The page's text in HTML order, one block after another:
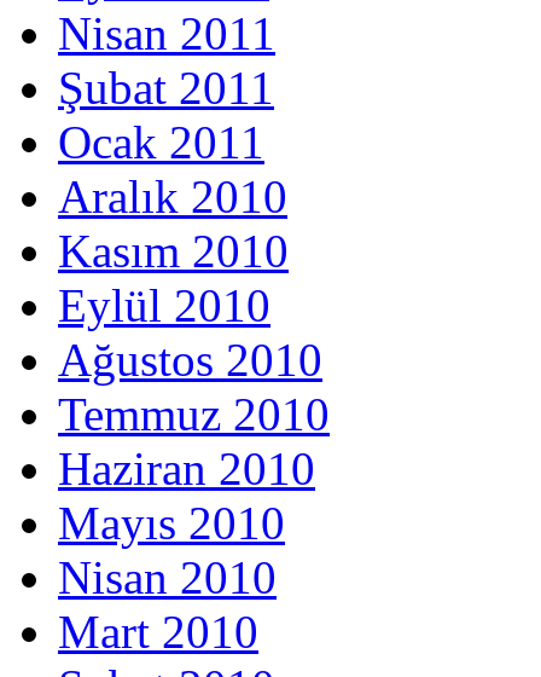
Nisan 2011
Şubat 2011
Ocak 2011
Aralık 2010
Kasım 2010
Eylül 2010
Ağustos 2010
Temmuz 2010
Haziran 2010
Mayıs 2010
Nisan 2010
Mart 2010